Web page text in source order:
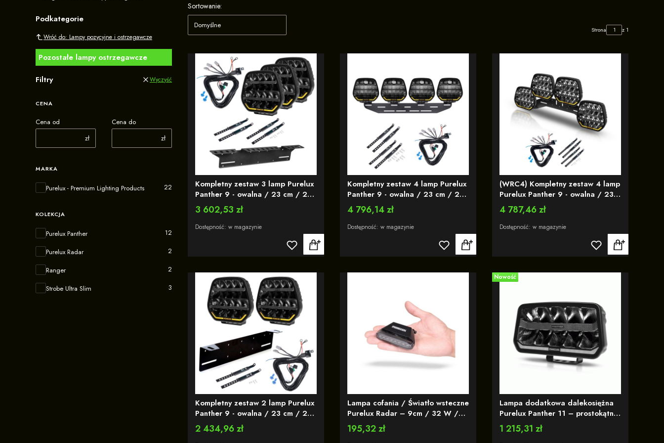
Podkategorie
Wróć do: Lampy pozycyjne i ostrzegawcze
Pozostałe lampy ostrzegawcze
Filtry Wyczyść
CENA
Cena od
zł
Cena do
zł
MARKA
Marka
Purelux - Premium Lighting Products 22
KOLEKCJA
Kolekcja
Purelux Panther 12
Purelux Radar 2
Ranger 2
Strobe Ultra Slim 3
Lista produktów
Sortowanie:
Domyślne Strona z 1
Kompletny zestaw 3 lamp Purelux
Panther 9 - owalna / 23 cm / 210
W / Ref. 25 - z wbudowaną lampa
ostrzegawczą R65
Cena
3 602,53 zł
Dostępność: w magazynie
Kompletny zestaw 4 lamp Purelux
Panther 9 - owalna / 23 cm / 210
W / Ref. 25 - z wbudowaną lampa
ostrzegawczą R65
Cena
4 796,14 zł
Dostępność: w magazynie
(WRC4) Kompletny zestaw 4 lamp
Purelux Panther 9 - owalna / 23
cm / 210 W / Ref. 25 - z
wbudowaną lampa ostrzegawczą
R65
Cena
4 787,46 zł
Dostępność: w magazynie
Kompletny zestaw 2 lamp Purelux
Panther 9 - owalna / 23 cm / 210
W / Ref. 25 - z wbudowaną lampa
ostrzegawczą R65
Cena
2 434,96 zł
Lampa cofania / Światło wsteczne
Purelux Radar – 9cm / 32 W /
12-24V / Szeroki kąt świecenia
Cena
195,32 zł
Nowość
Lampa dodatkowa dalekosiężna
Purelux Panther 11 – prostokątna
/ 24 cm / 170 W / Ref. 20 -
osłona w komplecie - wbudowane
Cena
1 215,31 zł